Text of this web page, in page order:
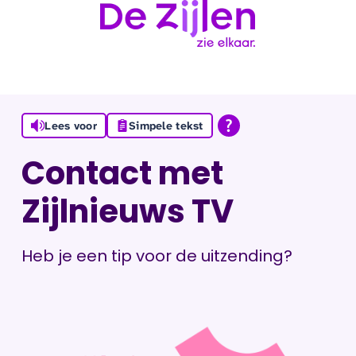
Lees voor Simpele tekst
Contact met
Zijlnieuws TV
Heb je een tip voor de uitzending?